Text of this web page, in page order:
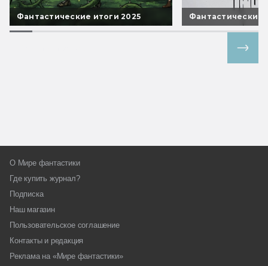
Фантастические итоги 2025 Фантастические
О Мире фантастики
Где купить журнал?
Подписка
Наш магазин
Пользовательское соглашение
Контакты и редакция
Реклама на «Мире фантастики»